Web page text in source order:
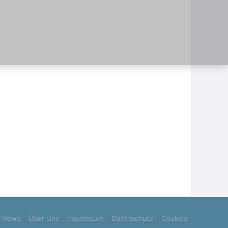
News Über Uns Impressum Datenschutz Cookies